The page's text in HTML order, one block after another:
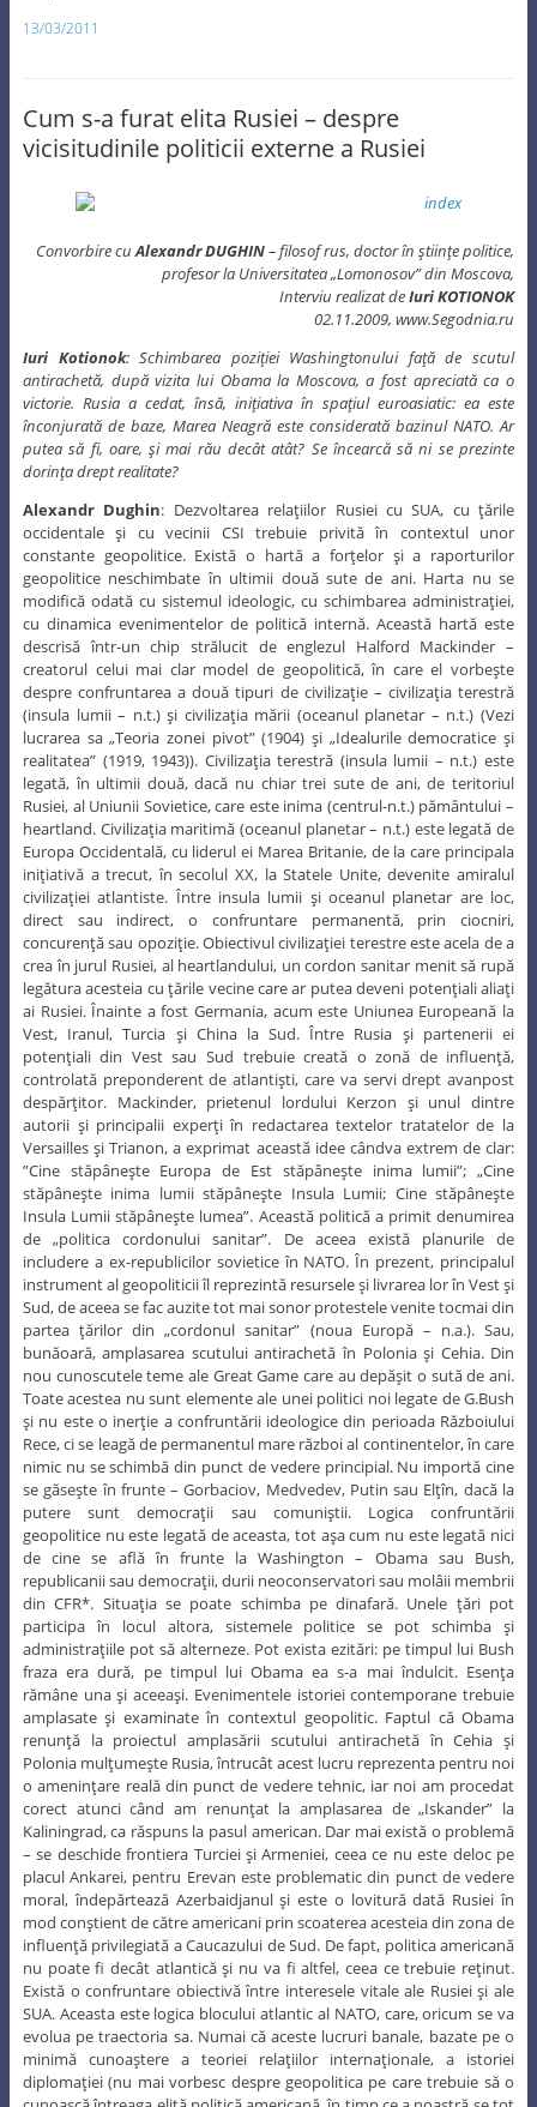
13/03/2011
Cum s-a furat elita Rusiei – despre
vicisitudinile politicii externe a Rusiei
Convorbire cuAlexandr DUGHIN– filosof rus, doctor în ştiinţe politice,
profesor la Universitatea „Lomonosov” din Moscova,
Interviu realizat deIuri KOTIONOK
02.11.2009, www.Segodnia.ru
Iuri Kotionok: Schimbarea poziţiei Washingtonului faţă de scutul
antirachetă, după vizita lui Obama la Moscova, a fost apreciată ca o
victorie. Rusia a cedat, însă, iniţiativa în spaţiul euroasiatic: ea este
înconjurată de baze, Marea Neagră este considerată bazinul NATO. Ar
putea să fi, oare, şi mai rău decât atât? Se încearcă să ni se prezinte
dorinţa drept realitate?
Alexandr Dughin: Dezvoltarea relaţiilor Rusiei cu SUA, cu ţările
occidentale şi cu vecinii CSI trebuie privită în contextul unor
constante geopolitice. Există o hartă a forţelor şi a raporturilor
geopolitice neschimbate în ultimii două sute de ani. Harta nu se
modifică odată cu sistemul ideologic, cu schimbarea administraţiei,
cu dinamica evenimentelor de politică internă. Această hartă este
descrisă într-un chip strălucit de englezul Halford Mackinder –
creatorul celui mai clar model de geopolitică, în care el vorbeşte
despre confruntarea a două tipuri de civilizaţie – civilizaţia terestră
(insula lumii – n.t.) şi civilizaţia mării (oceanul planetar – n.t.) (Vezi
lucrarea sa „Teoria zonei pivot” (1904) şi „Idealurile democratice şi
realitatea” (1919, 1943)). Civilizaţia terestră (insula lumii – n.t.) este
legată, în ultimii două, dacă nu chiar trei sute de ani, de teritoriul
Rusiei, al Uniunii Sovietice, care este inima (centrul-n.t.) pământului –
heartland. Civilizaţia maritimă (oceanul planetar – n.t.) este legată de
Europa Occidentală, cu liderul ei Marea Britanie, de la care principala
iniţiativă a trecut, în secolul XX, la Statele Unite, devenite amiralul
civilizaţiei atlantiste. Între insula lumii şi oceanul planetar are loc,
direct sau indirect, o confruntare permanentă, prin ciocniri,
concurenţă sau opoziţie. Obiectivul civilizaţiei terestre este acela de a
crea în jurul Rusiei, al heartlandului, un cordon sanitar menit să rupă
legătura acesteia cu ţările vecine care ar putea deveni potenţiali aliaţi
ai Rusiei. Înainte a fost Germania, acum este Uniunea Europeană la
Vest, Iranul, Turcia şi China la Sud. Între Rusia şi partenerii ei
potenţiali din Vest sau Sud trebuie creată o zonă de influenţă,
controlată preponderent de atlantişti, care va servi drept avanpost
despărţitor. Mackinder, prietenul lordului Kerzon şi unul dintre
autorii şi principalii experţi în redactarea textelor tratatelor de la
Versailles şi Trianon, a exprimat această idee cândva extrem de clar:
”Cine stăpâneşte Europa de Est stăpâneşte inima lumii”; „Cine
stăpâneşte inima lumii stăpâneşte Insula Lumii; Cine stăpâneşte
Insula Lumii stăpâneşte lumea”. Această politică a primit denumirea
de „politica cordonului sanitar”. De aceea există planurile de
includere a ex-republicilor sovietice în NATO. În prezent, principalul
instrument al geopoliticii îl reprezintă resursele şi livrarea lor în Vest şi
Sud, de aceea se fac auzite tot mai sonor protestele venite tocmai din
partea ţărilor din „cordonul sanitar” (noua Europă – n.a.). Sau,
bunăoară, amplasarea scutului antirachetă în Polonia şi Cehia. Din
nou cunoscutele teme ale Great Game care au depăşit o sută de ani.
Toate acestea nu sunt elemente ale unei politici noi legate de G.Bush
şi nu este o inerţie a confruntării ideologice din perioada Războiului
Rece, ci se leagă de permanentul mare război al continentelor, în care
nimic nu se schimbă din punct de vedere principial. Nu importă cine
se găseşte în frunte – Gorbaciov, Medvedev, Putin sau Elţîn, dacă la
putere sunt democraţii sau comuniştii. Logica confruntării
geopolitice nu este legată de aceasta, tot aşa cum nu este legată nici
de cine se află în frunte la Washington – Obama sau Bush,
republicanii sau democraţii, durii neoconservatori sau molâii membrii
din CFR*. Situaţia se poate schimba pe dinafară. Unele ţări pot
participa în locul altora, sistemele politice se pot schimba şi
administraţiile pot să alterneze. Pot exista ezitări: pe timpul lui Bush
fraza era dură, pe timpul lui Obama ea s-a mai îndulcit. Esenţa
rămâne una şi aceeaşi. Evenimentele istoriei contemporane trebuie
amplasate şi examinate în contextul geopolitic. Faptul că Obama
renunţă la proiectul amplasării scutului antirachetă în Cehia şi
Polonia mulţumeşte Rusia, întrucât acest lucru reprezenta pentru noi
o ameninţare reală din punct de vedere tehnic, iar noi am procedat
corect atunci când am renunţat la amplasarea de „Iskander” la
Kaliningrad, ca răspuns la pasul american. Dar mai există o problemă
– se deschide frontiera Turciei şi Armeniei, ceea ce nu este deloc pe
placul Ankarei, pentru Erevan este problematic din punct de vedere
moral, îndepărtează Azerbaidjanul şi este o lovitură dată Rusiei în
mod conştient de către americani prin scoaterea acesteia din zona de
influenţă privilegiată a Caucazului de Sud. De fapt, politica americană
nu poate fi decât atlantică şi nu va fi altfel, ceea ce trebuie reţinut.
Există o confruntare obiectivă între interesele vitale ale Rusiei şi ale
SUA. Aceasta este logica blocului atlantic al NATO, care, oricum se va
evolua pe traectoria sa. Numai că aceste lucruri banale, bazate pe o
minimă cunoaştere a teoriei relaţiilor internaţionale, a istoriei
diplomaţiei (nu mai vorbesc despre geopolitica pe care trebuie să o